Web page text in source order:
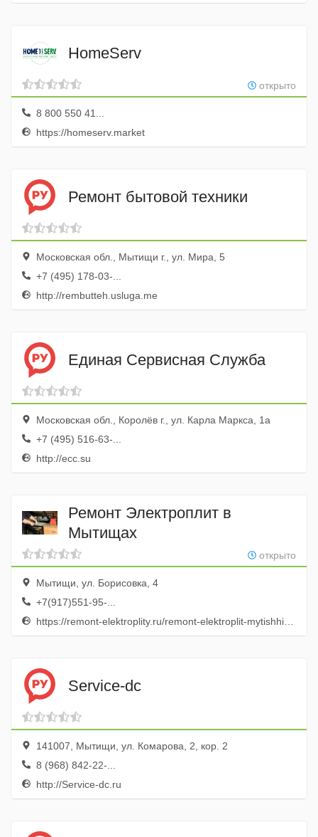
HomeServ
открыто
8 800 550 41...
https://homeserv.market
Ремонт бытовой техники
Московская обл., Мытищи г., ул. Мира, 5
+7 (495) 178-03-...
http://rembutteh.usluga.me
Единая Сервисная Служба
Московская обл., Королёв г., ул. Карла Маркса, 1а
+7 (495) 516-63-...
http://ecc.su
Ремонт Электроплит в
Мытищах
открыто
Мытищи, ул. Борисовка, 4
+7(917)551-95-...
https://remont-elektroplity.ru/remont-elektroplit-mytishhi-srochno-nedorogo-na-domu/
Service-dc
141007, Мытищи, ул. Комарова, 2, кор. 2
8 (968) 842-22-...
http://Service-dc.ru